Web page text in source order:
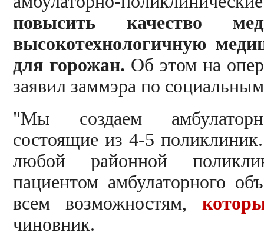
повысить качество
высокотехнологичную
для горожан. Об этом на
заявил заммэра по
"Мы создаем
состоящие из 4-5
любой районной
пациентом амбулаторного
всем возможностям,
чиновник.